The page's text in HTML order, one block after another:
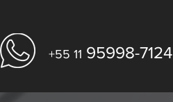
+55 11 95998-7124